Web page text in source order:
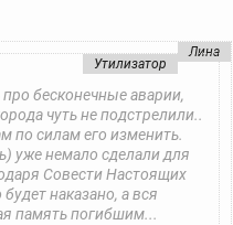
Лина
Утилизатор
бесконечные аварии,
чуть не подстрелили..
по силам его изменить.
уже немало сделали для
Совести Настоящих
наказано, а вся
память погибшим...